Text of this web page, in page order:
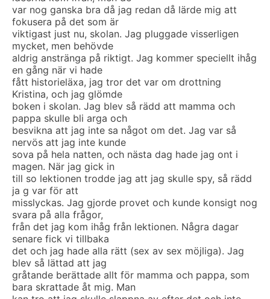
var nog ganska bra då jag redan då lärde mig att
fokusera på det som är
viktigast just nu, skolan. Jag pluggade visserligen
mycket, men behövde
aldrig anstränga på riktigt. Jag kommer speciellt ihåg
en gång när vi hade
fått historieläxa, jag tror det var om drottning
Kristina, och jag glömde
boken i skolan. Jag blev så rädd att mamma och
pappa skulle bli arga och
besvikna att jag inte sa något om det. Jag var så
nervös att jag inte kunde
sova på hela natten, och nästa dag hade jag ont i
magen. När jag gick in
till so lektionen trodde jag att jag skulle spy, så rädd
ja g var för att
misslyckas. Jag gjorde provet och kunde konsigt nog
svara på alla frågor,
från det jag kom ihåg från lektionen. Några dagar
senare fick vi tillbaka
det och jag hade alla rätt (sex av sex möjliga). Jag
blev så lättad att jag
gråtande berättade allt för mamma och pappa, som
bara skrattade åt mig. Man